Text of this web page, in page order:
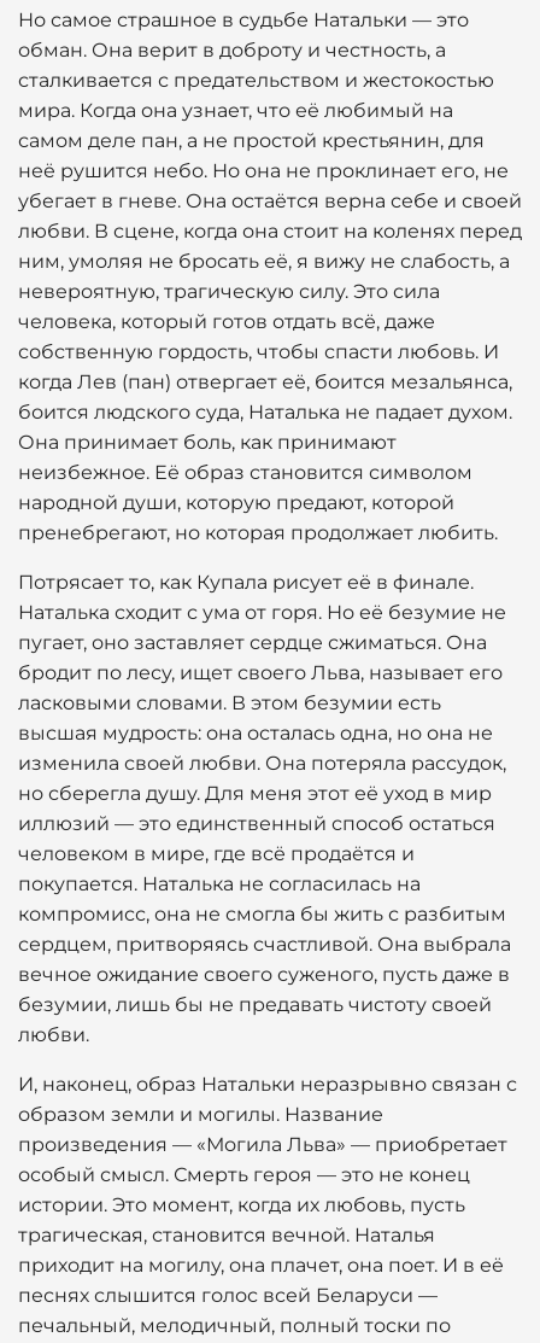
Но самое страшное в судьбе Натальки — это
обман. Она верит в доброту и честность, а
сталкивается с предательством и жестокостью
мира. Когда она узнает, что её любимый на
самом деле пан, а не простой крестьянин, для
неё рушится небо. Но она не проклинает его, не
убегает в гневе. Она остаётся верна себе и своей
любви. В сцене, когда она стоит на коленях перед
ним, умоляя не бросать её, я вижу не слабость, а
невероятную, трагическую силу. Это сила
человека, который готов отдать всё, даже
собственную гордость, чтобы спасти любовь. И
когда Лев (пан) отвергает её, боится мезальянса,
боится людского суда, Наталька не падает духом.
Она принимает боль, как принимают
неизбежное. Её образ становится символом
народной души, которую предают, которой
пренебрегают, но которая продолжает любить.
Потрясает то, как Купала рисует её в финале.
Наталька сходит с ума от горя. Но её безумие не
пугает, оно заставляет сердце сжиматься. Она
бродит по лесу, ищет своего Льва, называет его
ласковыми словами. В этом безумии есть
высшая мудрость: она осталась одна, но она не
изменила своей любви. Она потеряла рассудок,
но сберегла душу. Для меня этот её уход в мир
иллюзий — это единственный способ остаться
человеком в мире, где всё продаётся и
покупается. Наталька не согласилась на
компромисс, она не смогла бы жить с разбитым
сердцем, притворяясь счастливой. Она выбрала
вечное ожидание своего суженого, пусть даже в
безумии, лишь бы не предавать чистоту своей
любви.
И, наконец, образ Натальки неразрывно связан с
образом земли и могилы. Название
произведения — «Могила Льва» — приобретает
особый смысл. Смерть героя — это не конец
истории. Это момент, когда их любовь, пусть
трагическая, становится вечной. Наталья
приходит на могилу, она плачет, она поет. И в её
песнях слышится голос всей Беларуси —
печальный, мелодичный, полный тоски по